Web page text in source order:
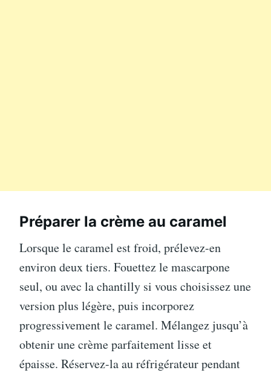
Préparer la crème au caramel
Lorsque le caramel est froid, prélevez-en
environ deux tiers. Fouettez le mascarpone
seul, ou avec la chantilly si vous choisissez une
version plus légère, puis incorporez
progressivement le caramel. Mélangez jusqu’à
obtenir une crème parfaitement lisse et
épaisse. Réservez-la au réfrigérateur pendant